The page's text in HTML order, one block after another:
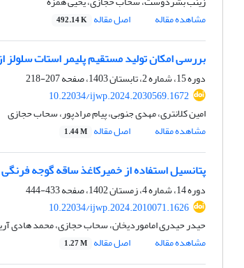
مشاهده مقاله
اصل مقاله 492.14 K
بررسی امکان تولید مستقیم پلیمر استات سلولز
دوره 15، شماره 2، تابستان 1403، صفحه
207-218
10.22034/ijwp.2024.2030569.1672
امین کلانتری، مهدی جنوبی، پیام مرادپور، سحاب حجازی
مشاهده مقاله
اصل مقاله 1.44 M
پتانسیل استفاده از خمیرکاغذ ساقه گوجه
دوره 14، شماره 4، زمستان 1402، صفحه
433-444
10.22034/ijwp.2024.2010071.1626
حیدر حیدری اماموردیخان، سحاب حجازی، محمد هادی
مشاهده مقاله
اصل مقاله 1.27 M